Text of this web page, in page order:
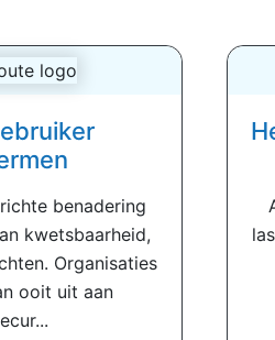
benadering
kwetsbaarheid,
Organisaties
ooit uit aan